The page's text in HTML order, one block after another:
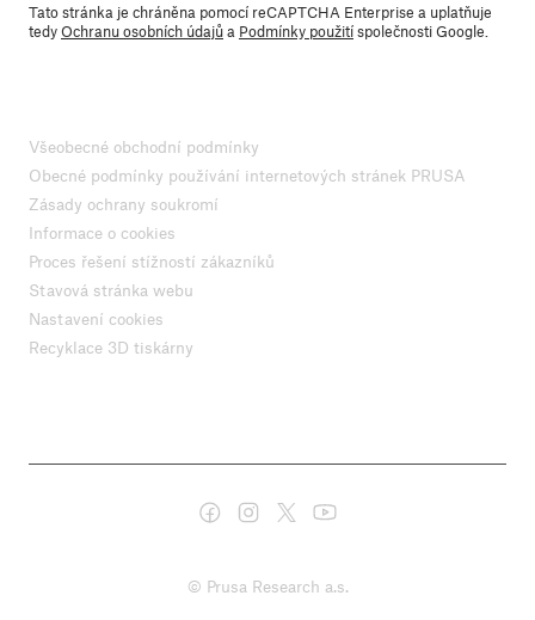
Tato stránka je chráněna pomocí reCAPTCHA Enterprise a uplatňuje
tedyOchranu osobních údajůa Podmínky použitíspolečnosti Google.
Všeobecné obchodní podmínky
Obecné podmínky používání internetových stránek PRUSA
Zásady ochrany soukromí
Informace o cookies
Proces řešení stížností zákazníků
Stavová stránka webu
Nastavení cookies
Recyklace 3D tiskárny
© Prusa Research a.s.